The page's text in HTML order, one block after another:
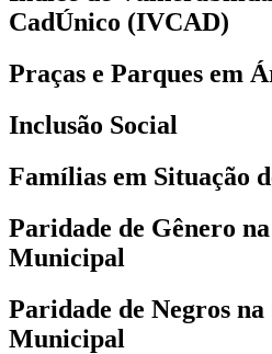
CadÚnico (IVCAD)
Praças e Parques em
Inclusão Social
Famílias em Situação
Paridade de Gênero
Municipal
Paridade de Negros
Municipal